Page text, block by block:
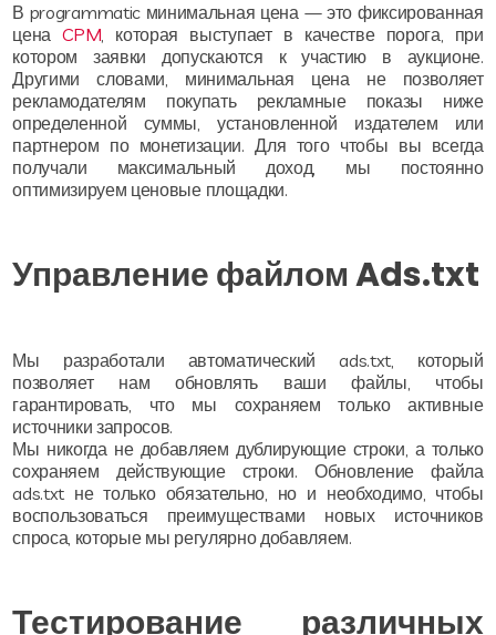
В programmatic минимальная цена — это фиксированная
ценаCPM, которая выступает в качестве порога, при
котором заявки допускаются к участию в аукционе.
Другими словами, минимальная цена не позволяет
рекламодателям покупать рекламные показы ниже
определенной суммы, установленной издателем или
партнером по монетизации. Для того чтобы вы всегда
получали максимальный доход, мы постоянно
оптимизируем ценовые площадки.
Управление файлом Ads.txt
Мы разработали автоматический ads.txt, который
позволяет нам обновлять ваши файлы, чтобы
гарантировать, что мы сохраняем только активные
источники запросов.
Мы никогда не добавляем дублирующие строки, а только
сохраняем действующие строки. Обновление файла
ads.txt не только обязательно, но и необходимо, чтобы
воспользоваться преимуществами новых источников
спроса, которые мы регулярно добавляем.
Тестирование различных